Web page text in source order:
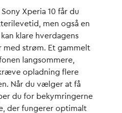
Xperia 10 får du
men også en
klare hverdagens
med strøm. Et gammelt
langsommere,
opladning flere
Når du vælger at få
du for bekymringerne
der fungerer optimalt